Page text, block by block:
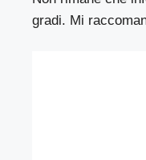
gradi. Mi